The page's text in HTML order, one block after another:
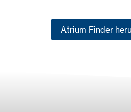
Atrium Finder